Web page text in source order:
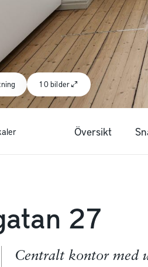
10 bilder
Översikt
27
Centralt kontor med